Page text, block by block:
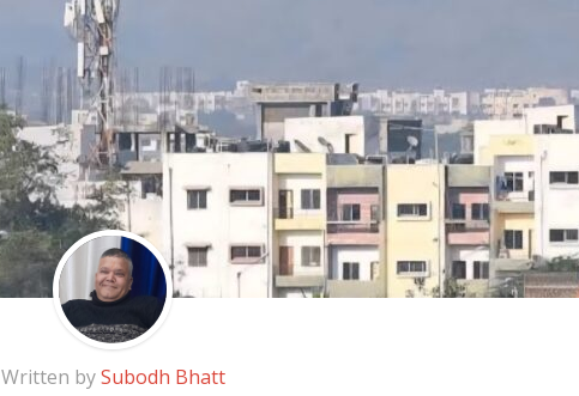
Written bySubodh Bhatt